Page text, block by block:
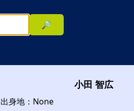
🔎
小田 智広
出身地：None